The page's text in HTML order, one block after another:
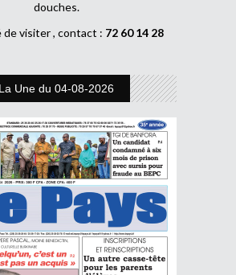
douches.
de visiter , contact : 72 60 14 28
La Une du 04-08-2026